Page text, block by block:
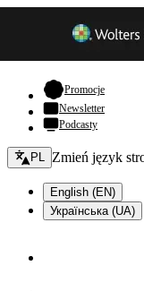
Promocje- otwiera
Newsletter
Podcasty
Zmień język - bieżący:
PL Zmień język
English (EN)
Українська (UA)